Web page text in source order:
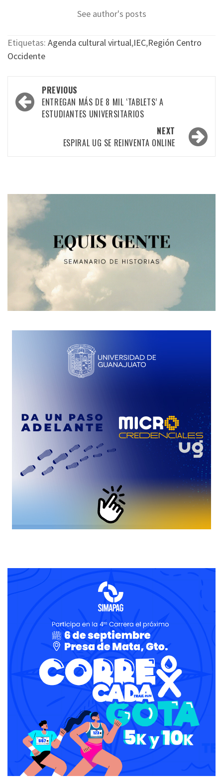
See author's posts
Etiquetas: Agenda cultural virtual,IEC,Región Centro
Occidente
Post
navigation
PREVIOUS
ENTREGAN MÁS DE 8 MIL ‘TABLETS’ A
ESTUDIANTES UNIVERSITARIOS
NEXT
ESPIRAL UG SE REINVENTA ONLINE